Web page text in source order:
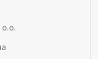
o.o.